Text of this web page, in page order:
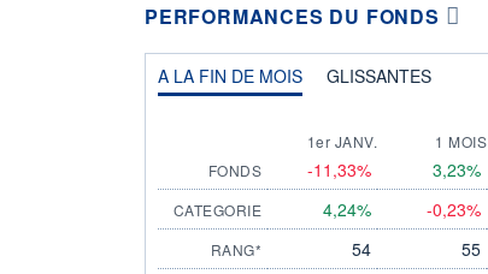
PERFORMANCES DU FONDS
A LA FIN DE MOIS GLISSANTES
1er JANV. 1 MOIS
FONDS
-11,33% 3,23%
CATEGORIE 4,24% -0,23%
RANG* 54 55